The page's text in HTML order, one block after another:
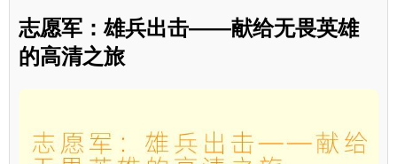
志愿军：雄兵出击——献给无畏英雄
的高清之旅